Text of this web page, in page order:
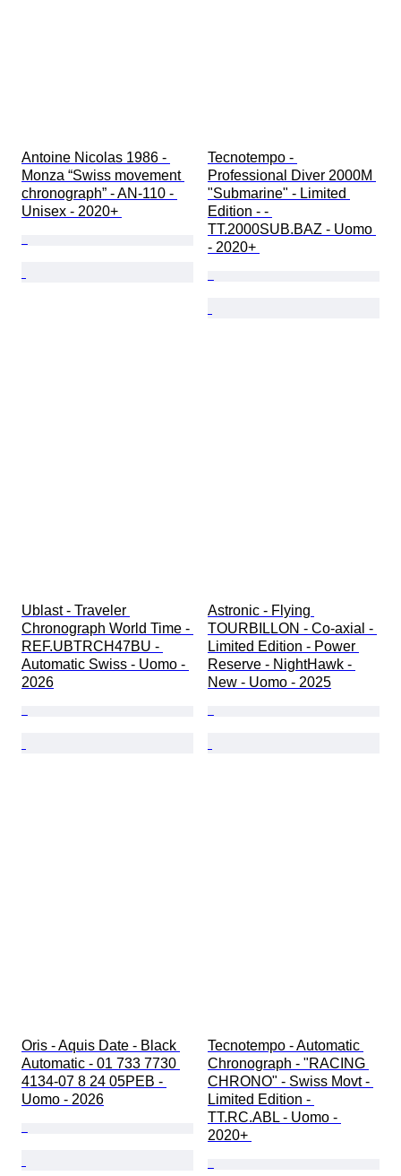
Antoine Nicolas 1986 -
Monza “Swiss movement
chronograph” - AN-110 -
Unisex - 2020+
Tecnotempo -
Professional Diver 2000M
"Submarine" - Limited
Edition - -
TT.2000SUB.BAZ - Uomo
- 2020+
Ublast - Traveler
Chronograph World Time -
REF.UBTRCH47BU -
Automatic Swiss - Uomo -
2026
Astronic - Flying
TOURBILLON - Co-axial -
Limited Edition - Power
Reserve - NightHawk -
New - Uomo - 2025
Oris - Aquis Date - Black
Automatic - 01 733 7730
4134-07 8 24 05PEB -
Uomo - 2026
Tecnotempo - Automatic
Chronograph - "RACING
CHRONO" - Swiss Movt -
Limited Edition -
TT.RC.ABL - Uomo -
2020+